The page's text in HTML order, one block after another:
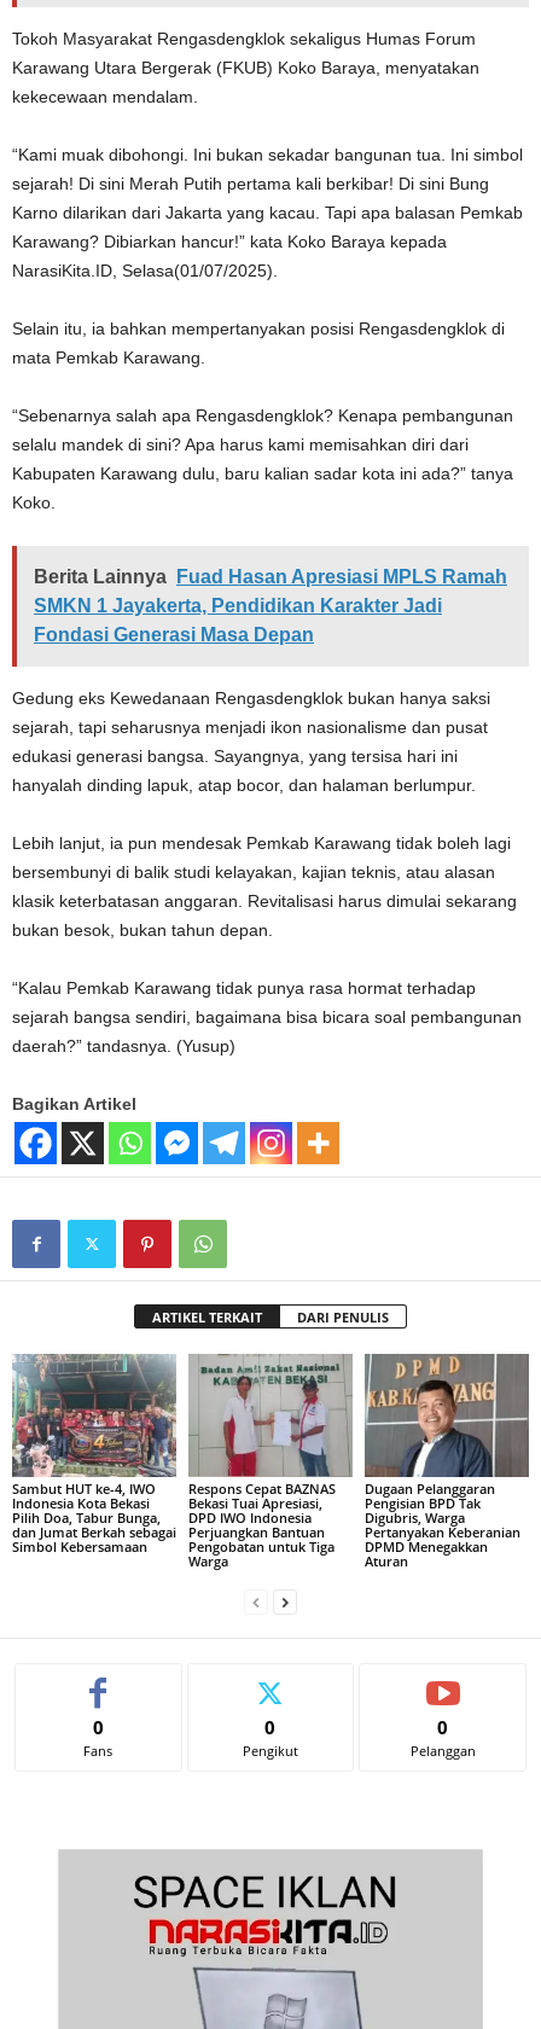
Tokoh Masyarakat Rengasdengklok sekaligus Humas Forum
Karawang Utara Bergerak (FKUB) Koko Baraya, menyatakan
kekecewaan mendalam.
“Kami muak dibohongi. Ini bukan sekadar bangunan tua. Ini simbol
sejarah! Di sini Merah Putih pertama kali berkibar! Di sini Bung
Karno dilarikan dari Jakarta yang kacau. Tapi apa balasan Pemkab
Karawang? Dibiarkan hancur!” kata Koko Baraya kepada
NarasiKita.ID, Selasa(01/07/2025).
Selain itu, ia bahkan mempertanyakan posisi Rengasdengklok di
mata Pemkab Karawang.
“Sebenarnya salah apa Rengasdengklok? Kenapa pembangunan
selalu mandek di sini? Apa harus kami memisahkan diri dari
Kabupaten Karawang dulu, baru kalian sadar kota ini ada?” tanya
Koko.
Berita Lainnya
Fuad Hasan Apresiasi MPLS Ramah
SMKN 1 Jayakerta, Pendidikan Karakter Jadi
Fondasi Generasi Masa Depan
Gedung eks Kewedanaan Rengasdengklok bukan hanya saksi
sejarah, tapi seharusnya menjadi ikon nasionalisme dan pusat
edukasi generasi bangsa. Sayangnya, yang tersisa hari ini
hanyalah dinding lapuk, atap bocor, dan halaman berlumpur.
Lebih lanjut, ia pun mendesak Pemkab Karawang tidak boleh lagi
bersembunyi di balik studi kelayakan, kajian teknis, atau alasan
klasik keterbatasan anggaran. Revitalisasi harus dimulai sekarang
bukan besok, bukan tahun depan.
“Kalau Pemkab Karawang tidak punya rasa hormat terhadap
sejarah bangsa sendiri, bagaimana bisa bicara soal pembangunan
daerah?” tandasnya. (Yusup)
Bagikan Artikel
ARTIKEL TERKAIT DARI PENULIS
Sambut HUT ke-4, IWO
Indonesia Kota Bekasi
Pilih Doa, Tabur Bunga,
dan Jumat Berkah sebagai
Simbol Kebersamaan
Respons Cepat BAZNAS
Bekasi Tuai Apresiasi,
DPD IWO Indonesia
Perjuangkan Bantuan
Pengobatan untuk Tiga
Warga
Dugaan Pelanggaran
Pengisian BPD Tak
Digubris, Warga
Pertanyakan Keberanian
DPMD Menegakkan
Aturan
0
Fans
0
Pengikut
0
Pelanggan